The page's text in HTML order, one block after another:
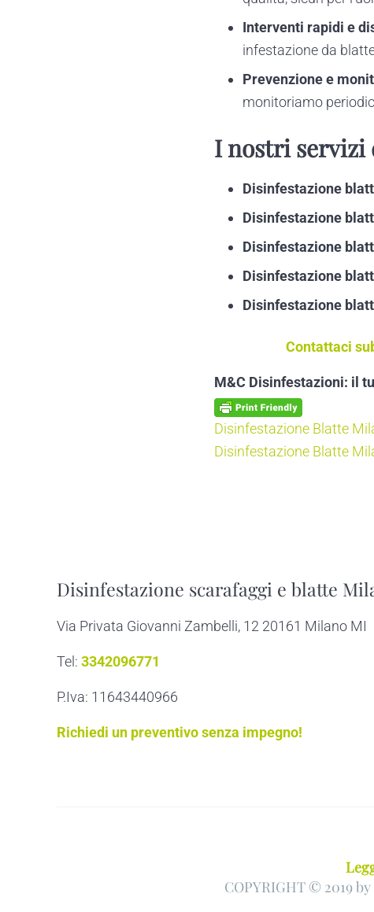
Interventi rapidi e
infestazione da
Prevenzione e
monitoriamo
I nostri servizi
Disinfestazione
Disinfestazione
Disinfestazione
Disinfestazione
Disinfestazione
Contattaci
M&C Disinfestazioni: il
Post precedente:
Disinfestazione Blatte
Post successivo:
Disinfestazione Blatte
Disinfestazione scarafaggi e blatte
Via Privata Giovanni Zambelli, 12 20161 Milano MI
Tel: 3342096771
P.Iva: 11643440966
Richiedi un preventivo senza impegno!
COPYRIGHT © 2019 by